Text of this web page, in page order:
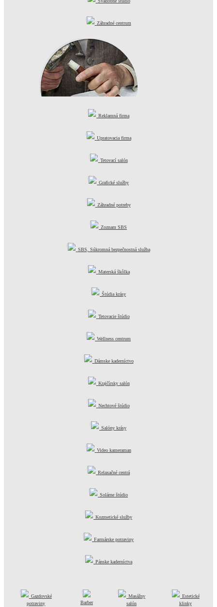
Záhradné centrum
Reklamná firma
Upratovacia firma
Tetovací salón
Grafické služby
Záhradné potreby
Zoznam SBS
SBS, Súkromná bezpečnostná služba
Materská škôlka
Štúdia krásy
Tetovacie štúdio
Wellness centrum
Dámske kaderníctvo
Krajčírsky salón
Nechtové štúdio
Salóny krásy
Video kameraman
Relaxačné centrá
Solárne štúdio
Kozmetické služby
Farmárske potraviny
Pánske kaderníctva
Gazdovské
potraviny
Barber
Masážny
salón
Estetické
klinky